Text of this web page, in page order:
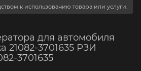
к использованию товара или услуги.
для автомобиля
21082-3701635 РЗИ
3701635